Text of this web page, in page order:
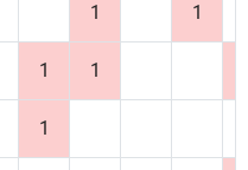
1 1
1 1
1